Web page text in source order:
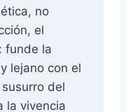
no
el
funde la
lejano con el
del
la vivencia